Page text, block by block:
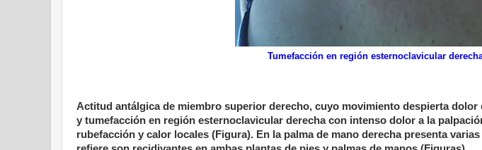
Tumefacción en región esternoclavicular
Actitud antálgica de miembro superior derecho, cuyo movimiento despierta
y tumefacción en región esternoclavicular derecha con intenso dolor a la
rubefacción y calor locales (Figura). En la palma de mano derecha presenta